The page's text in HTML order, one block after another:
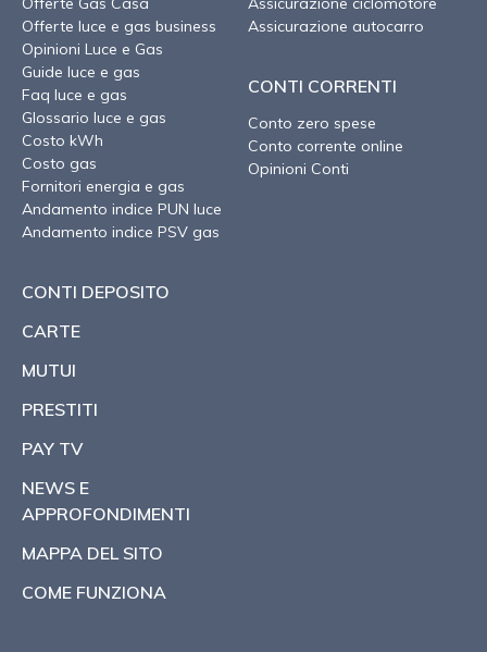
Offerte luce e gas business
Opinioni Luce e Gas
Guide luce e gas
Faq luce e gas
Glossario luce e gas
Costo kWh
Costo gas
Fornitori energia e gas
Andamento indice PUN luce
Andamento indice PSV gas
Assicurazione autocarro
CONTI CORRENTI
Conto zero spese
Conto corrente online
Opinioni Conti
CONTI DEPOSITO
CARTE
MUTUI
PRESTITI
PAY TV
NEWS E
APPROFONDIMENTI
MAPPA DEL SITO
COME FUNZIONA